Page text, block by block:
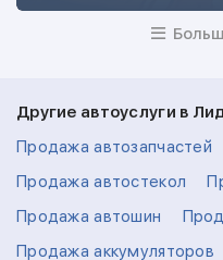
Другие автоуслуги в
Продажа автозапчастей
Продажа автостекол
Продажа автошин
Продажа аккумуляторов